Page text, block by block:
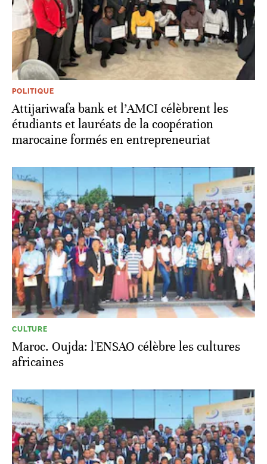
POLITIQUE
Attijariwafa bank et l’AMCI célèbrent les
étudiants et lauréats de la coopération
marocaine formés en entrepreneuriat
CULTURE
Maroc. Oujda: l'ENSAO célèbre les cultures
africaines